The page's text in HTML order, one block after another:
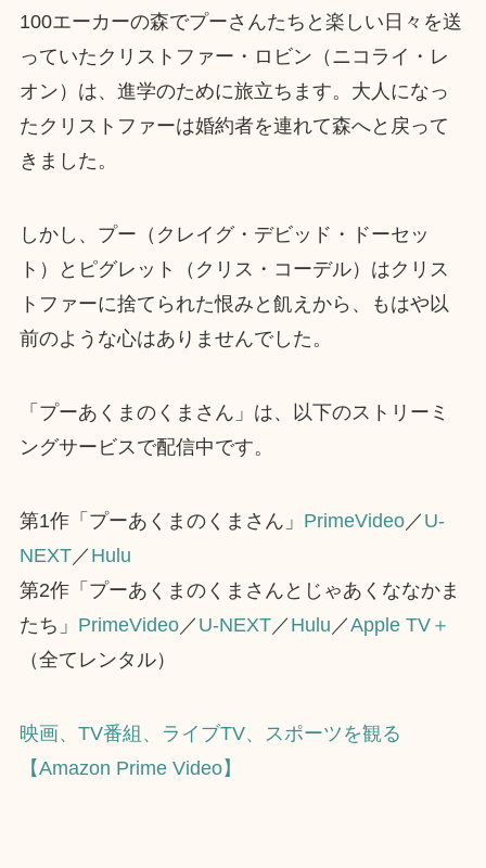
100エーカーの森でプーさんたちと楽しい日々を送
っていたクリストファー・ロビン（ニコライ・レ
オン）は、進学のために旅立ちます。大人になっ
たクリストファーは婚約者を連れて森へと戻って
きました。
しかし、プー（クレイグ・デビッド・ドーセッ
ト）とピグレット（クリス・コーデル）はクリス
トファーに捨てられた恨みと飢えから、もはや以
前のような心はありませんでした。
「プーあくまのくまさん」は、以下のストリーミ
ングサービスで配信中です。
第1作「プーあくまのくまさん」 PrimeVideo／ U-
NEXT／ Hulu
第2作「プーあくまのくまさんとじゃあくななかま
たち」 PrimeVideo／ U-NEXT／ Hulu ／Apple TV＋
（全てレンタル）
映画、TV番組、ライブTV、スポーツを観る
【Amazon Prime Video】